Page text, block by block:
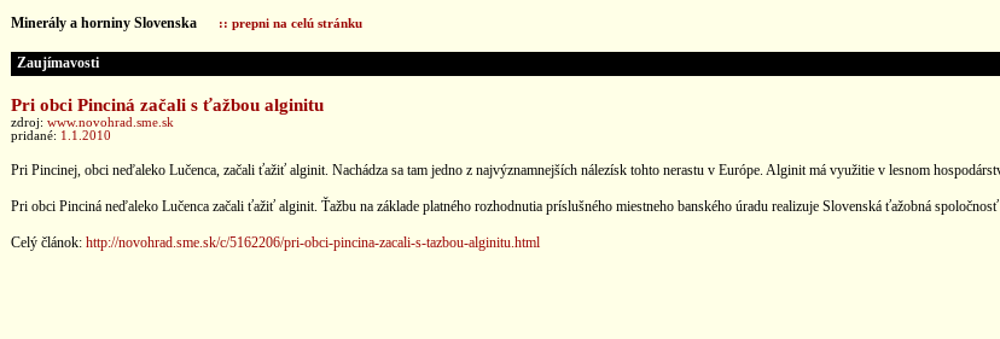
Minerály a horniny Slovenska :: prepni na celú stránku
Zaujímavosti
Pri obci Pinciná začali s ťažbou alginitu
zdroj: www.novohrad.sme.sk
pridané: 1.1.2010
Pri Pincinej, obci neďaleko Lučenca, začali ťažiť alginit. Nachádza sa tam jedno z najvýznamnejších nálezísk tohto nerastu v Európe. Alginit má využitie v lesnom
Pri obci Pinciná neďaleko Lučenca začali ťažiť alginit. Ťažbu na základe platného rozhodnutia príslušného miestneho banského úradu realizuje Slovenská ťažobná
Celý článok: http://novohrad.sme.sk/c/5162206/pri-obci-pincina-zacali-s-tazbou-alginitu.html